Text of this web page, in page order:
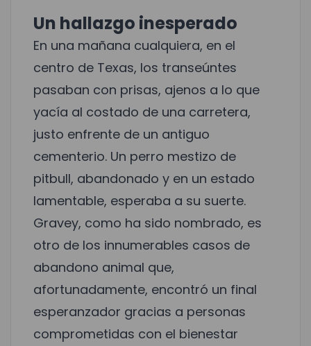
Un hallazgo inesperado
En una mañana cualquiera, en el
centro de Texas, los transeúntes
pasaban con prisas, ajenos a lo que
yacía al costado de una carretera,
justo enfrente de un antiguo
cementerio. Un perro mestizo de
pitbull, abandonado y en un estado
lamentable, esperaba a su suerte.
Gravey, como ha sido nombrado, es
otro de los innumerables casos de
abandono animal que,
afortunadamente, encontró un final
esperanzador gracias a personas
comprometidas con el bienestar